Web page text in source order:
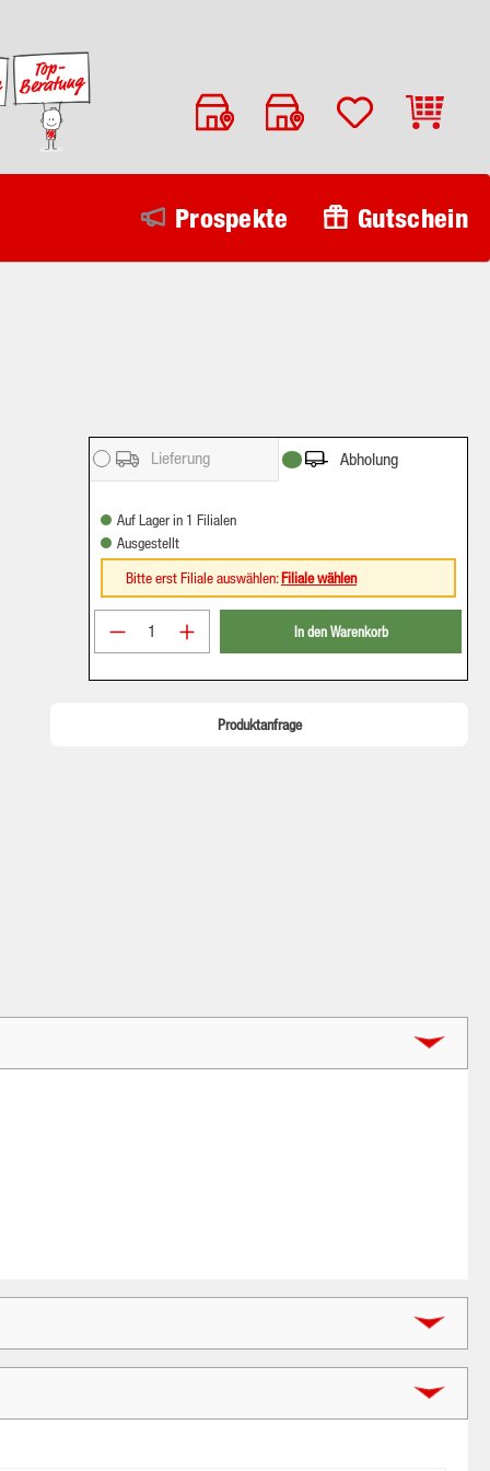
Prospekte Gutschein
Lieferung Abholung
Auf Lager in 1 Filialen
Ausgestellt
Bitte erst Filiale auswählen:Filiale wählen
Produkt Anzahl: Gib den gewünschten
In den Warenkorb
Produktanfrage